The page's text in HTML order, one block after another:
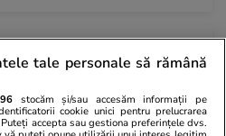
07:32
au scumpit sâmbătă, 25
carburant în București,
și Constanța
tale personale să rămână
stocăm și/sau accesăm informații pe
cookie unici pentru prelucrarea
accepta sau gestiona preferințele dvs.